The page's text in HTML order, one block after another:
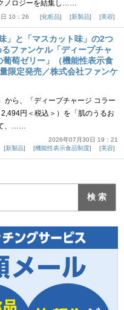
ノロジーを結集し……
10：26 化粧品 新製品 美容
」と「マスカット味」の2つ
ファンケル「ディープチャ
萄ゼリー」（機能性表示食
限定発売／株式会社ファンケ
ら、「ディープチャージ コラー
円＜税込＞）を「肌のうるお
て、……
2026年07月30日 19：21
新製品 機能性表示食品制度 美容